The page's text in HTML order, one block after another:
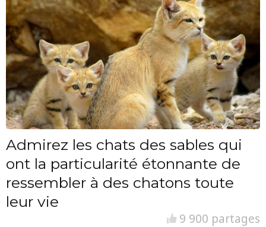
Admirez les chats des sables qui
ont la particularité étonnante de
ressembler à des chatons toute
leur vie
9 900 partages